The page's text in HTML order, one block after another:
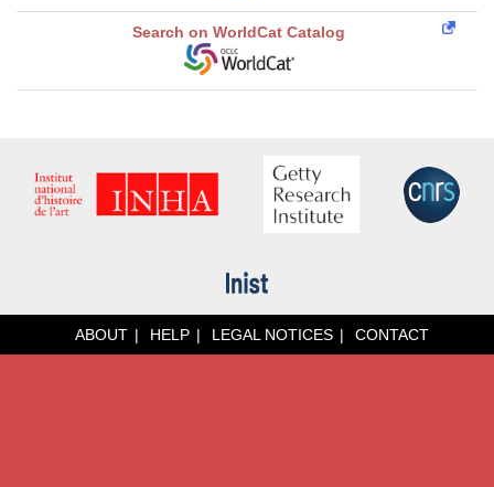
Search on WorldCat Catalog
ABOUT HELP LEGAL NOTICES CONTACT